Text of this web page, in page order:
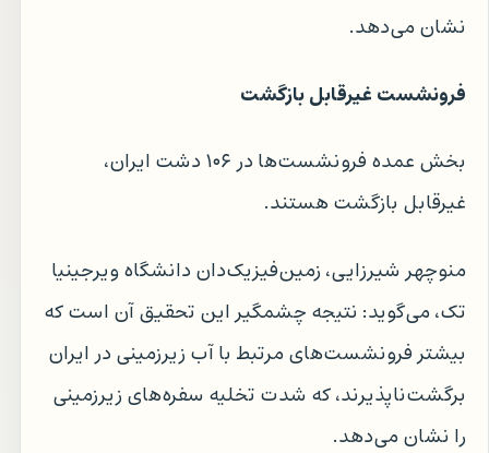
نشان می‌دهد.
فرونشست غیرقابل بازگشت
بخش عمده فرونشست‌ها در ۱۰۶ دشت ایران،
غیرقابل بازگشت هستند.
منوچهر شیرزایی، زمین‌فیزیک‌دان دانشگاه ویرجینیا
تک، می‌گوید: نتیجه چشمگیر این تحقیق آن است که
بیشتر فرونشست‌های مرتبط با آب زیرزمینی در ایران
برگشت‌ناپذیرند، که شدت تخلیه سفره‌های زیرزمینی
را نشان می‌دهد.